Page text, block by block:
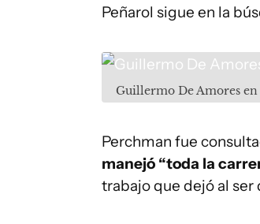
Peñarol sigue en la
Guillermo De Amores
Perchman fue
manejó “toda la
trabajo que dejó al